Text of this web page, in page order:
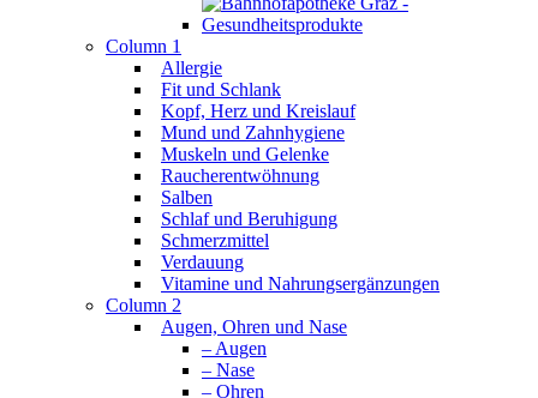
Column 1
Allergie
Fit und Schlank
Kopf, Herz und Kreislauf
Mund und Zahnhygiene
Muskeln und Gelenke
Raucherentwöhnung
Salben
Schlaf und Beruhigung
Schmerzmittel
Verdauung
Vitamine und Nahrungsergänzungen
Column 2
Augen, Ohren und Nase
– Augen
– Nase
– Ohren